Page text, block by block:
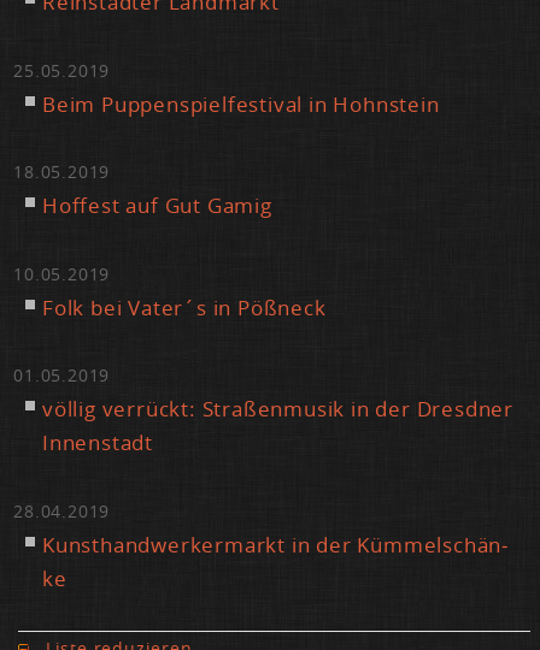
25.05.2019
Beim Pup­pen­spiel­fes­ti­val in Hohn­stein
18.05.2019
Hof­fest auf Gut Ga­mig
10.05.2019
Folk bei Va­ter´s in Pößneck
01.05.2019
völ­lig ver­rückt: Stra­ßen­mu­sik in der Dresd­ner
In­nen­stadt
28.04.2019
Kunst­hand­wer­ker­markt in der Küm­mel­schän­
ke